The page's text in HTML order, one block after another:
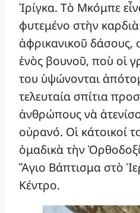
Ἰρίγκα. Τὸ Μκόμπε
φυτεμένο στὴν
ἀφρικανικοῦ δάσους,
ἑνὸς βουνοῦ, ποὺ οἱ
του ὑψώνονται
τελευταία σπίτια
ἀνθρώπους νὰ
οὐρανό. Οἱ κάτοικοί
ὁμαδικὰ τὴν
Ἅγιο Βάπτισμα στὸ
Κέντρο.